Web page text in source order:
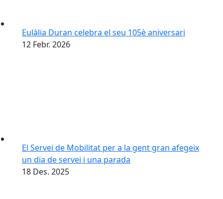
Eulàlia Duran celebra el seu 105è aniversari
El Servei de Mobilitat per a la gent gran afegeix
un dia de servei i una parada
12 Febr. 2026
18 Des. 2025